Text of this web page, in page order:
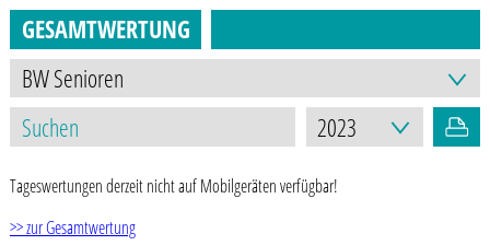
GESAMTWERTUNG
Tageswertungen derzeit nicht auf Mobilgeräten verfügbar!
>> zur Gesamtwertung